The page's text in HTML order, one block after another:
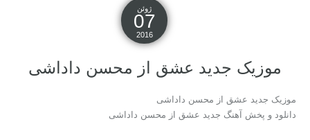
ژوئن
07
2016
موزیک جدید عشق از محسن داداشی
موزیک جدید عشق از محسن داداشی
دانلود و پخش آهنگ جدید عشق از محسن داداشی